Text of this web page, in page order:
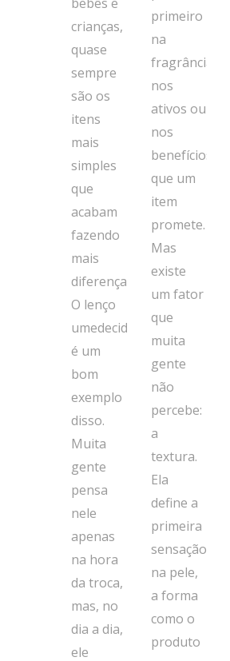
bebês e
crianças,
quase
sempre
são os
itens
mais
simples
que
acabam
fazendo
mais
diferença.
O lenço
umedecido
é um
bom
exemplo
disso.
Muita
gente
pensa
nele
apenas
na hora
da troca,
mas, no
dia a dia,
ele
primeiro
na
fragrância,
nos
ativos ou
nos
benefícios
que um
item
promete.
Mas
existe
um fator
que
muita
gente
não
percebe:
a
textura.
Ela
define a
primeira
sensação
na pele,
a forma
como o
produto